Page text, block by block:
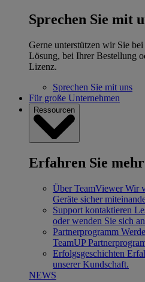
Sprechen Sie mit
Gerne unterstützen wir Sie
Lösung, bei Ihrer Bestellung
Lizenz.
Sprechen Sie mit uns
Für große Unternehmen
Ressourcen
Erfahren Sie
Über TeamViewer Wir
Geräte sicher
Support kontaktieren
oder wenden Sie sich
Partnerprogramm
TeamUP
Erfolgsgeschichten
unserer Kundschaft.
NEWS